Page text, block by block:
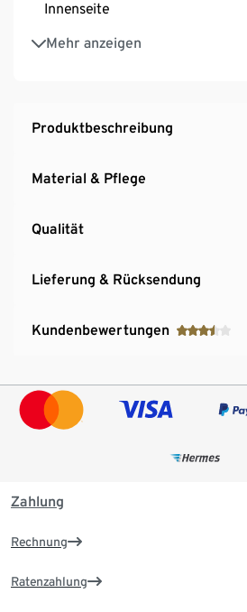
Innenseite
Mehr anzeigen
Elastischer Bund für optimale
Produktbeschreibung
Material & Pflege
Qualität
Lieferung & Rücksendung
Kundenbewertungen
Zahlung
Rechnung
Ratenzahlung